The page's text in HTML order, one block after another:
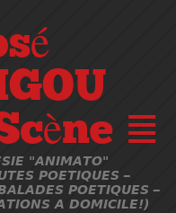
≣
"ANIMATO"
POETIQUES –
POETIQUES –
A DOMICILE!)